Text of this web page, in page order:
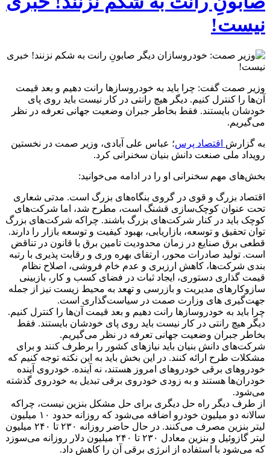
نیست!
وزیر صمت گفت: چرا باید به خودروسازها رانت دهیم و بعد قیمت
آن‌ها را کنترل کنیم. دیگر هیچ رانتی در کار نیست باید روی پای
خودشان بایستند. فقط بخاطر جبران وضعیت جهانی تعرفه در نظر
می‌گیریم.
به گزارش اقتصاد پرس؛ عباس علی آبادی، وزیر صمت در نخستین
رویداد ملی صنعت دانش بنیان سخنرانی کرد.
بخش‌های مهم سخنرانی او را در ادامه می‌خوانید:
اقتصاد بزرگ و قوی در گروی بنگاه‌های بزرگ است. مدتی شعاری
تحت عنوان کوچک‌سازی قشنگ است، مطرح شد، اما شرکت‌های
کوچک باید در کنار شرکت‌های بزرگ باشند. چراکه شرکت‌های بزرگ
توان تحقیق و توسعه، بازاریابی، بهبود کیفیت و توسعه بازار را دارند.
قطعی برق صنایع در زمان محدودیت تامین برق با قانون در تناقض
است. تولید صادرات محور، ارتقای بهره وری و رقابت پذیری با رتبه
بندی شرکت‌ها، کاهش ارزبری و عدم خام فروشی، اصلاح نظام
قیمت گذاری دستوری، ایجاد ثبات در فضای کسب و کار، بازبینی
سازوکارهای مدیریت و بازرسی و تهعد به محیط زیست نیز از جمله
جهت‌گیری های وزارت صمت در سیاست‌گذاری است.
چرا باید به خودروسازها رانت دهیم و بعد قیمت آن‌ها را کنترل کنیم.
دیگر هیچ رانتی در کار نیست باید روی پای خودشان بایستند. فقط
بخاطر جبران وضعیت جهانی تعرفه در نظر می‌گیریم.
شرکت‌های دانش بنیان باید نیازهای کشور را برطرف کنند و برای
مشکلات طرح ارائه کنند. در این بخش باید به این نکته توجه کنیم که
خودروهای برقی خودروهای امروز هستند، نه آینده. خودروی آینده
خودران‌ها هستند و به زودی خودروی برقی تبدیل به خودروی گذشته
می‌شود.
از طرف دیگر راه حل دیگری برای حل مشکل بنزین نیست، چراکه
سالانه دو میلیون خودرو اضافه می‌شود که روزانه حدود ۱۰ میلیون
لیتر بنزین مصرف می‌کنند. در حال حاضر روزانه ۲۳۰ تا ۲۴۰ میلیون
لیتر گازوئیل و بنزین معادل ۲۳۰ تا ۲۴۰ میلیون دلار روزانه می‌سوزد
که می‌شود با استفاده از انرژی برقی آن را کاهش داد.